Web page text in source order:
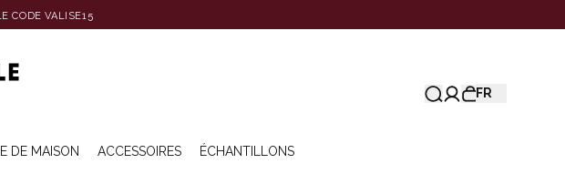
CODE VALISE15
FR
DE MAISON ACCESSOIRES ÉCHANTILLONS